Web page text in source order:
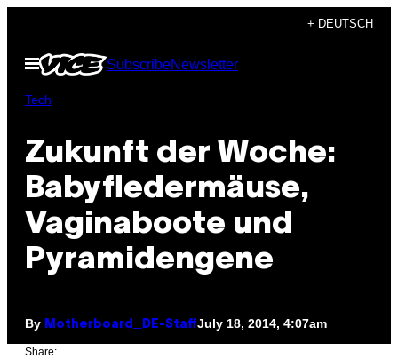
content
+ DEUTSCH
Open
Menu
SubscribeNewsletter
Tech
Zukunft der Woche:
Babyfledermäuse,
Vaginaboote und
Pyramidengene
By Motherboard_DE-StaffJuly 18, 2014, 4:07am
Share: